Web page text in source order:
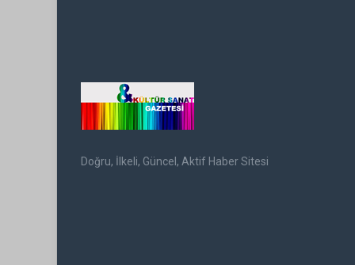
Doğru, İlkeli, Güncel, Aktif Haber Sitesi